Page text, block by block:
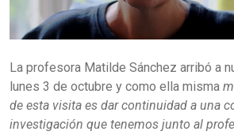
La profesora Matilde Sánchez arribó a
lunes 3 de octubre y como ella misma
de esta visita es dar continuidad a una
investigación que tenemos junto al